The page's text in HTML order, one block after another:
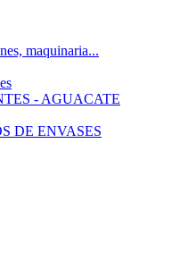
maquinaria...
- AGUACATE
DE ENVASES